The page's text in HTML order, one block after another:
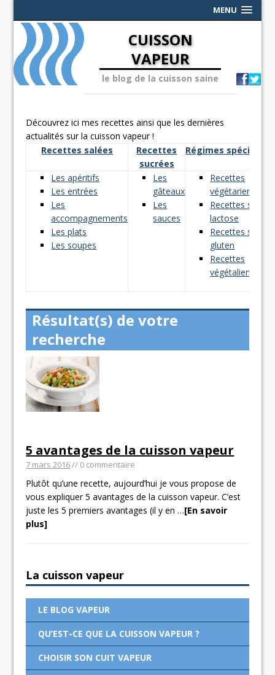
MENU
CUISSON
VAPEUR
le blog de la cuisson saine
Découvrez ici mes recettes ainsi que les dernières
actualités sur la cuisson vapeur !
Recettes salées
Recettes
sucrées
Régimes spéciaux
Les apéritifs
Les entrées
Les
accompagnements
Les plats
Les soupes
Les
gâteaux
Les
sauces
Recettes
végétariennes
Recettes sans
lactose
Recettes sans
gluten
Recettes
végétaliennes
Résultat(s) de votre
recherche
5 avantages de la cuisson vapeur
7 mars 2016// 0 commentaire
Plutôt qu’une recette, aujourd’hui je vous propose de
vous expliquer 5 avantages de la cuisson vapeur. C’est
juste les 5 premiers avantages (il y en…[En savoir
plus]
La cuisson vapeur
LE BLOG VAPEUR
QU’EST-CE QUE LA CUISSON VAPEUR ?
CHOISIR SON CUIT VAPEUR